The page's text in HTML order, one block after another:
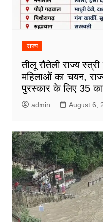
राज्य
तीलू रौतेली राज्य
महिलाओं का चयन,
पुरस्कार के लिए 35
admin August 6,